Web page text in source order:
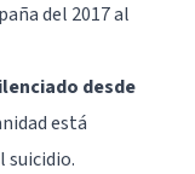
del 2017 al
desde
está
suicidio.